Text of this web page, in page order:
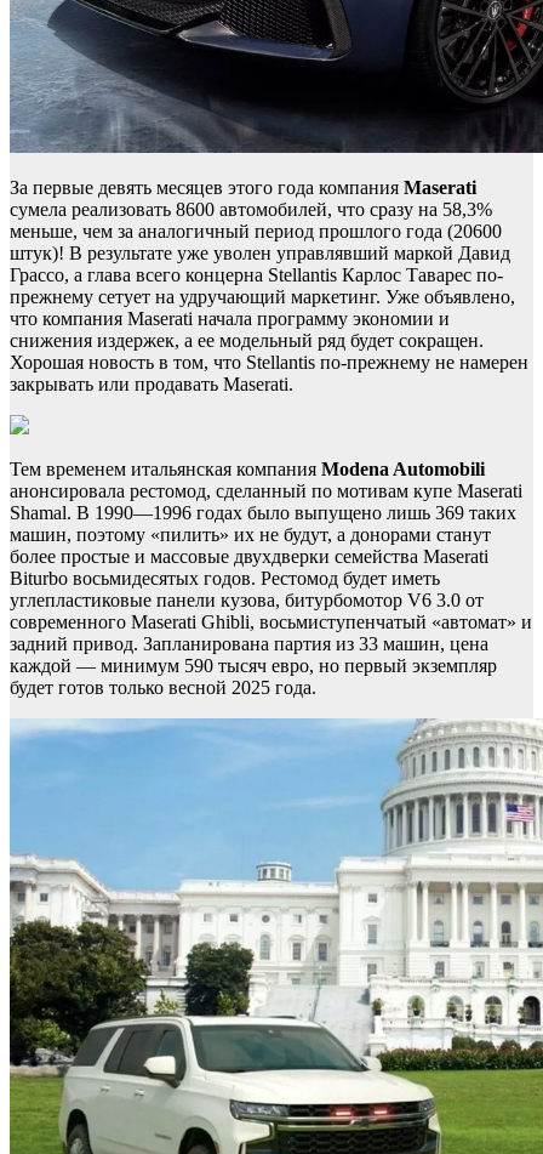
За первые девять месяцев этого года компания Maserati
сумела реализовать 8600 автомобилей, что сразу на 58,3%
меньше, чем за аналогичный период прошлого года (20600
штук)! В результате уже уволен управлявший маркой Давид
Грассо, а глава всего концерна Stellantis Карлос Таварес по-
прежнему сетует на удручающий маркетинг. Уже объявлено,
что компания Maserati начала программу экономии и
снижения издержек, а ее модельный ряд будет сокращен.
Хорошая новость в том, что Stellantis по-прежнему не намерен
закрывать или продавать Maserati.
Тем временем итальянская компания Modena Automobili
анонсировала рестомод, сделанный по мотивам купе Maserati
Shamal. В 1990—1996 годах было выпущено лишь 369 таких
машин, поэтому «пилить» их не будут, а донорами станут
более простые и массовые двухдверки семейства Maserati
Biturbo восьмидесятых годов. Рестомод будет иметь
углепластиковые панели кузова, битурбомотор V6 3.0 от
современного Maserati Ghibli, восьмиступенчатый «автомат» и
задний привод. Запланирована партия из 33 машин, цена
каждой — минимум 590 тысяч евро, но первый экземпляр
будет готов только весной 2025 года.